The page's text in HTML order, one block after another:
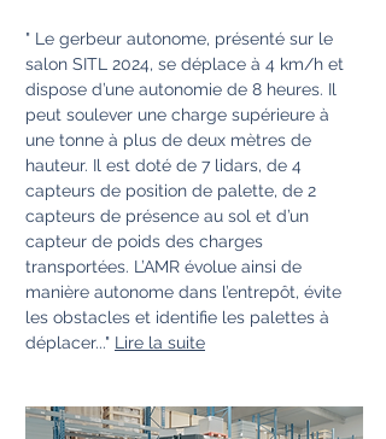
" Le gerbeur autonome, présenté sur le
salon SITL 2024, se déplace à 4 km/h et
dispose d’une autonomie de 8 heures. Il
peut soulever une charge supérieure à
une tonne à plus de deux mètres de
hauteur. Il est doté de 7 lidars, de 4
capteurs de position de palette, de 2
capteurs de présence au sol et d’un
capteur de poids des charges
transportées. L’AMR évolue ainsi de
manière autonome dans l’entrepôt, évite
les obstacles et identifie les palettes à
déplacer..." Lire la suite